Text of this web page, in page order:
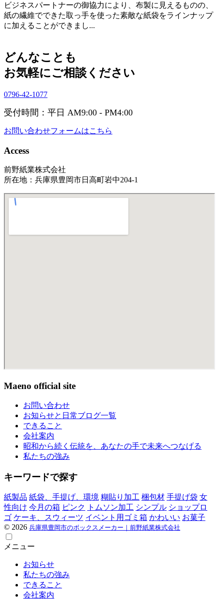
ビジネスパートナーの御協力により、布製に見えるものの、
紙の繊維でできた取っ手を使った素敵な紙袋をラインナップ
に加えることができまし...
どんなことも
お気軽にご相談ください
0796-42-1077
受付時間：平日 AM9:00 - PM4:00
お問い合わせフォームはこちら
Access
前野紙業株式会社
所在地：兵庫県豊岡市日高町岩中204-1
Maeno official site
お問い合わせ
お知らせと日常ブログ一覧
できること
会社案内
昭和から続く伝統を、あなたの手で未来へつなげる
私たちの強み
キーワードで探す
紙製品 紙袋、手提げ、環境 糊貼り加工 梱包材 手提げ袋 女
性向け 今月の箱 ピンク トムソン加工 シンプル ショップロ
ゴ ケーキ、スウィーツ イベント用ゴミ箱 かわいい お菓子
© 2026 兵庫県豊岡市のボックスメーカー｜前野紙業株式会社
メニュー
お知らせ
私たちの強み
できること
会社案内